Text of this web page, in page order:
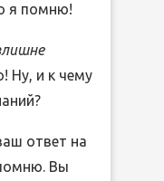
я помню!
Ну, и к чему
ответ на
Вы